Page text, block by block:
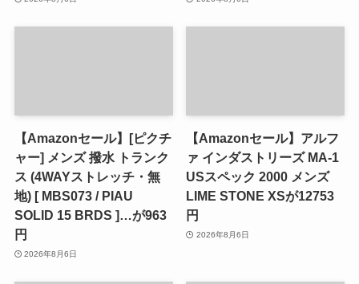
【Amazonセール】[ピクチ
ャー] メンズ 撥水 トランク
ス (4WAYストレッチ・無
地) [ MBS073 / PIAU
SOLID 15 BRDS ]…が963
円
2026年8月6日
【Amazonセール】アルフ
ァ インダストリーズ MA-1
USスペック 2000 メンズ
LIME STONE XSが12753
円
2026年8月6日